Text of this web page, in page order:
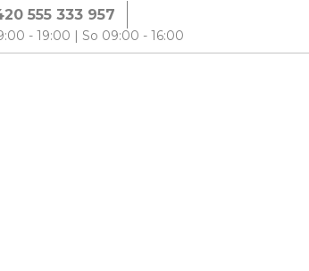
555 333 957
- 19:00 | So 09:00 - 16:00